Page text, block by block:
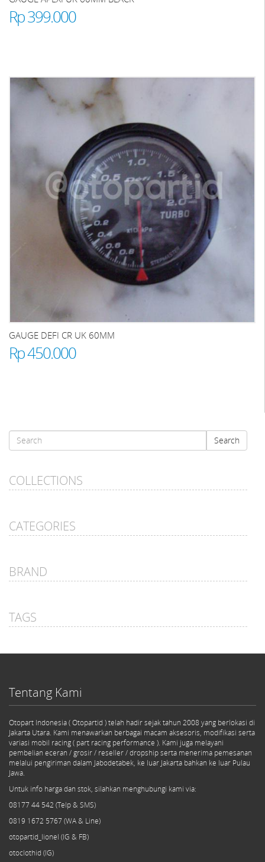
Rp 399.000
GAUGE DEFI CR UK 60MM
Rp 450.000
Search
Search
COLLECTIONS
CATEGORIES
BRAND
TAGS
Tentang Kami
Otopart Indonesia ( Otopartid ) telah hadir sejak tahun 2008 yang berlokasi di
Jakarta Utara. Kami menawarkan berbagai macam aksesoris, modifikasi serta
variasi mobil racing ( part racing performance ). Kami juga melayani
pembelian eceran / grosir / reseller / dropship serta menerima pemesanan
melalui pengiriman dalam Jabodetabek, ke luar Jakarta bahkan ke luar Pulau
Jawa.
Untuk info harga dan stok, silahkan menghubungi kami via:
08177 44 542 (Telp & SMS)
0819 1672 5767 (WA & Line)
otopartid_lionel (IG & FB)
otoclothid (IG)